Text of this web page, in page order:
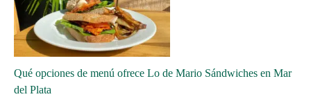
Qué opciones de menú ofrece Lo de Mario Sándwiches en Mar
del Plata